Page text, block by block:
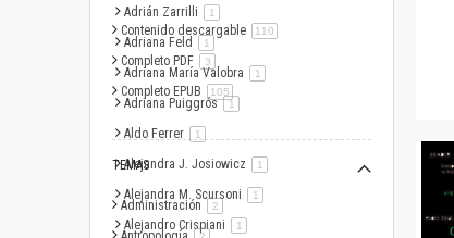
Adrián Zarrilli 1
Adriana Feld 1 artículo
Adriana María Valobra 1
Adriana Puiggrós 1
Aldo Ferrer 1
Alejandra J. Josiowicz 1
Alejandra M. Scursoni 1
Alejandro Crispiani 1
Contenido descargable 110
Completo PDF 3artículo
Completo EPUB 105
TEMAS
Administración 2artículo
artículo